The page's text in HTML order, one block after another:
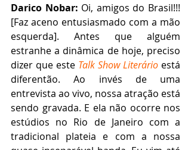
Darico Nobar: Oi, amigos do Brasil!!!
[Faz aceno entusiasmado com a mão
esquerda]. Antes que alguém
estranhe a dinâmica de hoje, preciso
dizer que este Talk Show Literário está
diferentão. Ao invés de uma
entrevista ao vivo, nossa atração está
sendo gravada. E ela não ocorre nos
estúdios no Rio de Janeiro com a
tradicional plateia e com a nossa